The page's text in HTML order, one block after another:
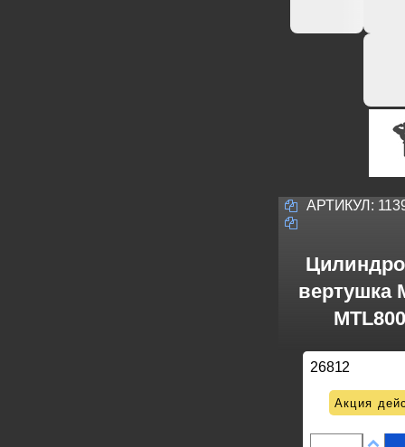
АРТИКУЛ:
вертушка
26812
Акция